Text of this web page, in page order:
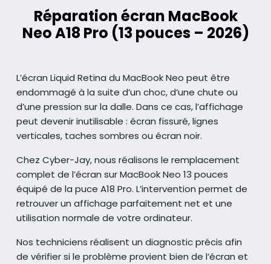
Réparation écran MacBook
Neo A18 Pro (13 pouces – 2026)
L’écran Liquid Retina du MacBook Neo peut être
endommagé à la suite d’un choc, d’une chute ou
d’une pression sur la dalle. Dans ce cas, l’affichage
peut devenir inutilisable : écran fissuré, lignes
verticales, taches sombres ou écran noir.
Chez Cyber-Jay, nous réalisons le remplacement
complet de l’écran sur MacBook Neo 13 pouces
équipé de la puce A18 Pro. L’intervention permet de
retrouver un affichage parfaitement net et une
utilisation normale de votre ordinateur.
Nos techniciens réalisent un diagnostic précis afin
de vérifier si le problème provient bien de l’écran et